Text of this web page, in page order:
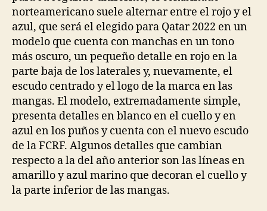
norteamericano suele alternar entre el rojo y el
azul, que será el elegido para Qatar 2022 en un
modelo que cuenta con manchas en un tono
más oscuro, un pequeño detalle en rojo en la
parte baja de los laterales y, nuevamente, el
escudo centrado y el logo de la marca en las
mangas. El modelo, extremadamente simple,
presenta detalles en blanco en el cuello y en
azul en los puños y cuenta con el nuevo escudo
de la FCRF. Algunos detalles que cambian
respecto a la del año anterior son las líneas en
amarillo y azul marino que decoran el cuello y
la parte inferior de las mangas.